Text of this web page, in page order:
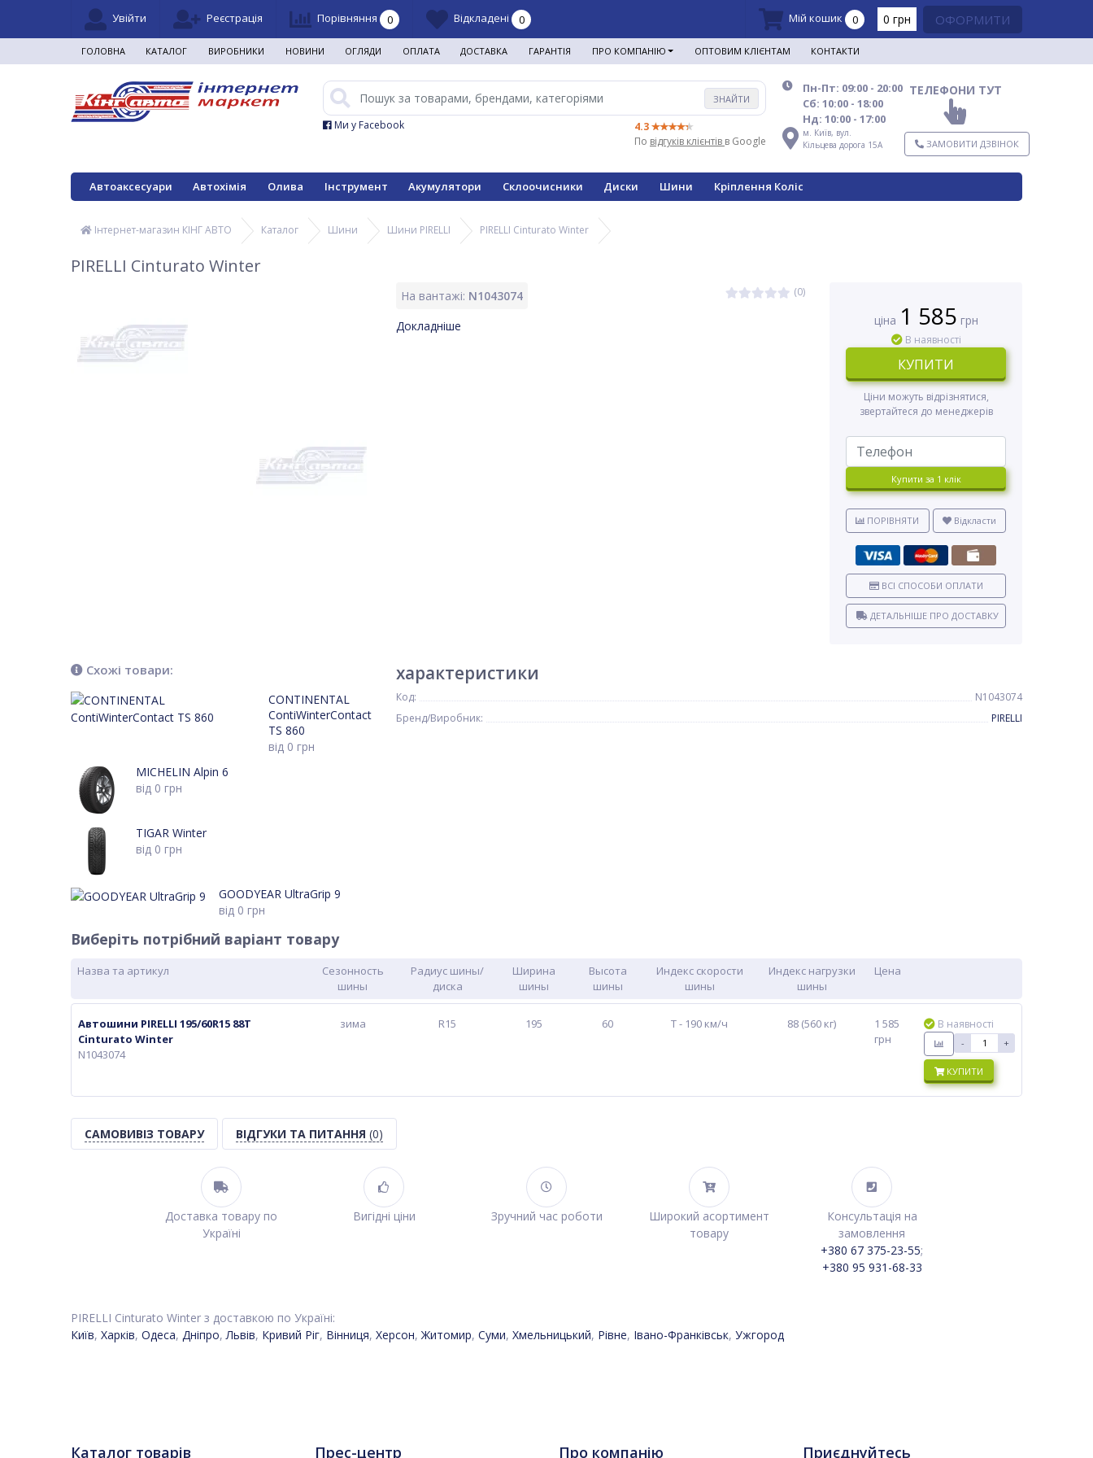
Увійти Реєстрація Порівняння 0 Відкладені 0 Мій кошик 0 0 грн ОФОРМИТИ
ГОЛОВНА КАТАЛОГ ВИРОБНИКИ НОВИНИ ОГЛЯДИ ОПЛАТА ДОСТАВКА ГАРАНТІЯ ПРО КОМПАНІЮ ОПТОВИМ КЛІЄНТАМ КОНТАКТИ
ЗНАЙТИ
4.3
По відгуків клієнтів в Google
Ми у Facebook
Пн-Пт: 09:00 - 20:00
Сб: 10:00 - 18:00
Нд: 10:00 - 17:00
м. Київ, вул.
Кільцева дорога 15А
ТЕЛЕФОНИ ТУТ
ЗАМОВИТИ ДЗВІНОК
Автоаксесуари Автохімія Олива Інструмент Акумулятори Склоочисники Диски Шини Кріплення Коліс
Інтернет-магазин КІНГ АВТО Каталог Шини Шини PIRELLI PIRELLI Cinturato Winter
PIRELLI Cinturato Winter
На вантажі: N1043074 (0)
Докладніше ціна 1 585 грн
В наявності
КУПИТИ
Ціни можуть відрізнятися,
звертайтеся до менеджерів
Купити за 1 клiк
ПОРІВНЯТИ Відкласти
ВСІ СПОСОБИ ОПЛАТИ
ДЕТАЛЬНІШЕ ПРО ДОСТАВКУ
Схожі товари:
CONTINENTAL
ContiWinterContact
TS 860
від 0 грн
MICHELIN Alpin 6
від 0 грн
TIGAR Winter
від 0 грн
GOODYEAR UltraGrip 9
від 0 грн
характеристики
Код:
N1043074
Бренд/Виробник:
PIRELLI
Виберіть потрібний варіант товару
Назва та артикул
Сезонность
шины
Радиус шины/
диска
Ширина
шины
Высота
шины
Индекс скорости
шины
Индекс нагрузки
шины
Цена
Автошини PIRELLI 195/60R15 88T
Cinturato Winter
N1043074
зима R15 195 60 T - 190 км/ч 88 (560 кг)
1 585
грн
В наявності
- +
КУПИТИ
САМОВИВІЗ ТОВАРУ ВІДГУКИ ТА ПИТАННЯ (0)
Доставка товару по
Україні
Вигідні ціни Зручний час роботи
Широкий асортимент
товару
Консультація на
замовлення
+380 67 375-23-55;
+380 95 931-68-33
PIRELLI Cinturato Winter з доставкою по Україні:
Київ, Харків, Одеса, Дніпро,Львів, Кривий Ріг, Вінниця, Херсон,Житомир, Суми, Хмельницький, Рівне, Івано-Франківськ, Ужгород
Каталог товарів Прес-центр Про компанію Приєднуйтесь